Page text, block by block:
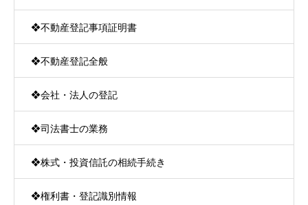
❖不動産登記事項証明書
❖不動産登記全般
❖会社・法人の登記
❖司法書士の業務
❖株式・投資信託の相続手続き
❖権利書・登記識別情報